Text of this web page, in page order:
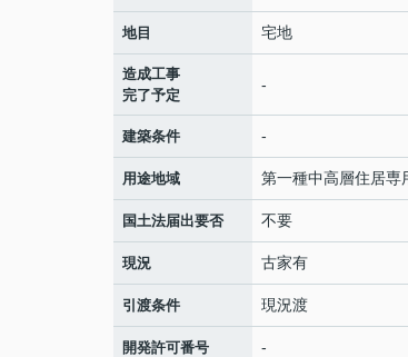
地目 宅地
造成工事
完了予定
-
建築条件 -
用途地域 第一種中高層住居専
国土法届出要否 不要
現況 古家有
引渡条件 現況渡
開発許可番号 -